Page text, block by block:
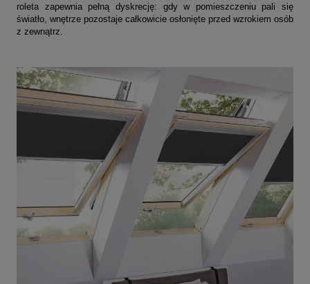
roleta zapewnia pełną dyskrecję: gdy w pomieszczeniu pali się
światło, wnętrze pozostaje całkowicie osłonięte przed wzrokiem osób
z zewnątrz.